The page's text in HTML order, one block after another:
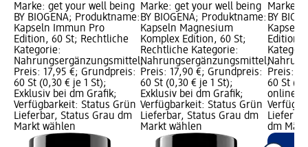
Marke: get your well being
BY BIOGENA; Produktname:
Kapseln Immun Pro
Edition, 60 St; Rechtliche
Kategorie:
Nahrungsergänzungsmittel;
Preis: 17,95 €; Grundpreis:
60 St (0,30 € je 1 St);
Exklusiv bei dm Grafik;
Verfügbarkeit: Status Grün
Lieferbar, Status Grau dm
Markt wählen
Marke: get your well being
BY BIOGENA; Produktname:
Kapseln Magnesium
Komplex Edition, 60 St;
Rechtliche Kategorie:
Nahrungsergänzungsmittel;
Preis: 17,90 €; Grundpreis:
60 St (0,30 € je 1 St);
Exklusiv bei dm Grafik;
Verfügbarkeit: Status Grün
Lieferbar, Status Grau dm
Markt wählen
Marke:
BY
Kapseln
Edition,
Preis:
60 St
online
dm